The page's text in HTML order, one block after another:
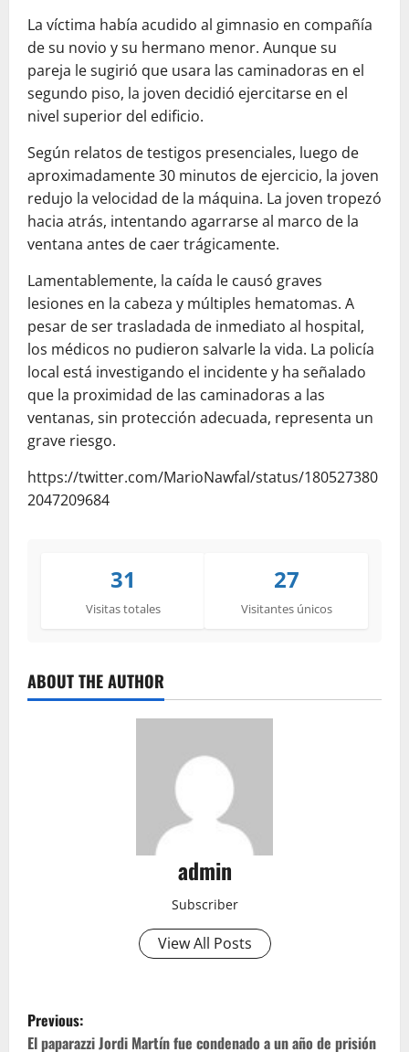
La víctima había acudido al gimnasio en compañía
de su novio y su hermano menor. Aunque su
pareja le sugirió que usara las caminadoras en el
segundo piso, la joven decidió ejercitarse en el
nivel superior del edificio.
Según relatos de testigos presenciales, luego de
aproximadamente 30 minutos de ejercicio, la joven
redujo la velocidad de la máquina. La joven tropezó
hacia atrás, intentando agarrarse al marco de la
ventana antes de caer trágicamente.
Lamentablemente, la caída le causó graves
lesiones en la cabeza y múltiples hematomas. A
pesar de ser trasladada de inmediato al hospital,
los médicos no pudieron salvarle la vida. La policía
local está investigando el incidente y ha señalado
que la proximidad de las caminadoras a las
ventanas, sin protección adecuada, representa un
grave riesgo.
https://twitter.com/MarioNawfal/status/180527380
2047209684
31
Visitas totales
27
Visitantes únicos
ABOUT THE AUTHOR
admin
Subscriber
View All Posts
P
Previous:
El paparazzi Jordi Martín fue condenado a un año de prisión